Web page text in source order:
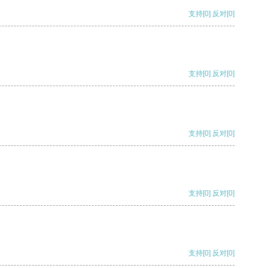
支持[0] 反对[0]
支持[0] 反对[0]
支持[0] 反对[0]
支持[0] 反对[0]
支持[0] 反对[0]